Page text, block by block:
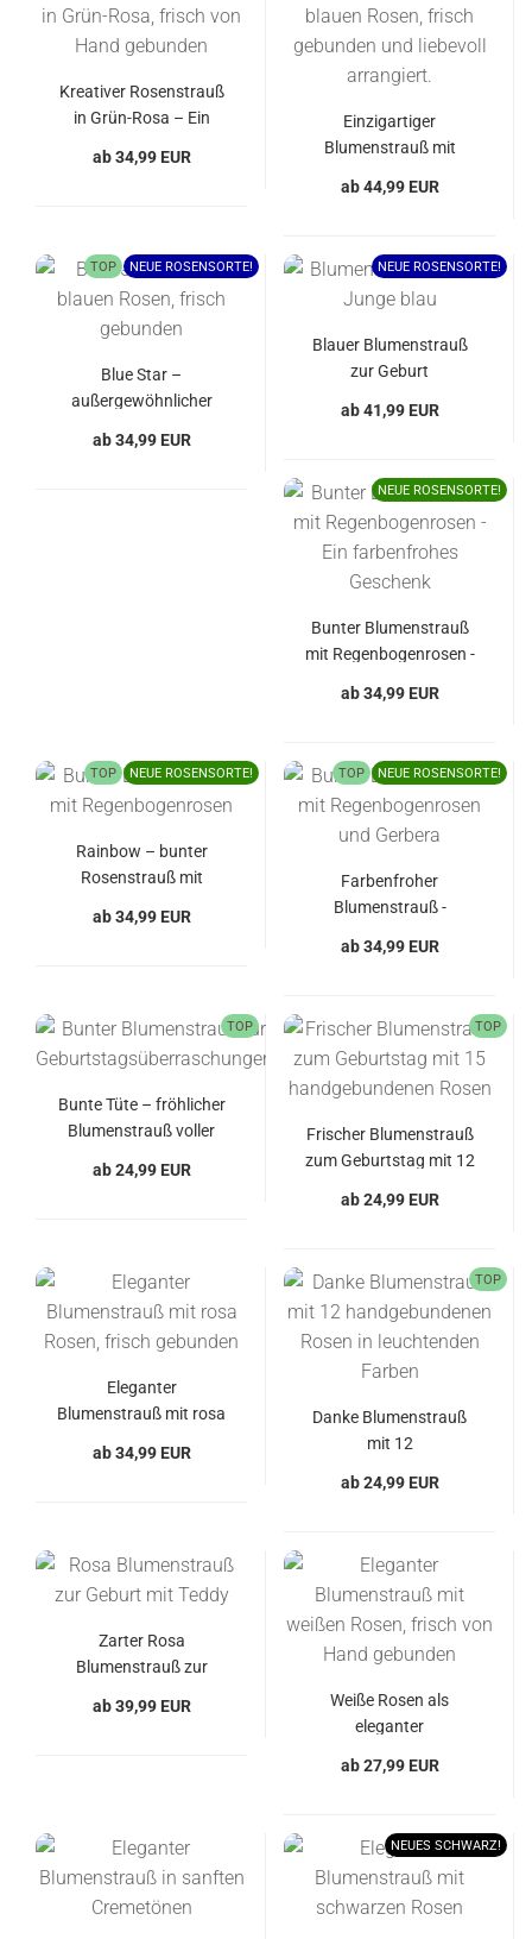
Kreativer Rosenstrauß
in Grün-Rosa – Ein
Anlass
ab 34,99 EUR
Einzigartiger
Blumenstrauß mit
ab 44,99 EUR
TOP NEUE ROSENSORTE!
Blue Star –
außergewöhnlicher
blauen Rosen
ab 34,99 EUR
NEUE ROSENSORTE!
Blauer Blumenstrauß
zur Geburt
ab 41,99 EUR
NEUE ROSENSORTE!
Bunter Blumenstrauß
mit Regenbogenrosen -
Geschenk
ab 34,99 EUR
TOP NEUE ROSENSORTE!
Rainbow – bunter
Rosenstrauß mit
ab 34,99 EUR
TOP NEUE ROSENSORTE!
Farbenfroher
Blumenstrauß -
jeden Anlass
ab 34,99 EUR
TOP
Bunte Tüte – fröhlicher
Blumenstrauß voller
ab 24,99 EUR
TOP
Frischer Blumenstrauß
zum Geburtstag mit 12
ab 24,99 EUR
Eleganter
Blumenstrauß mit rosa
ab 34,99 EUR
TOP
Danke Blumenstrauß
mit 12
Rosen
ab 24,99 EUR
Zarter Rosa
Blumenstrauß zur
ab 39,99 EUR
Weiße Rosen als
eleganter
ab 27,99 EUR
NEUES SCHWARZ!